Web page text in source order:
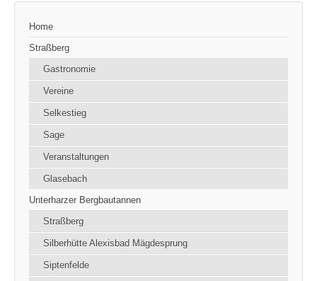
Home
Straßberg
Gastronomie
Vereine
Selkestieg
Sage
Veranstaltungen
Glasebach
Unterharzer Bergbautannen
Straßberg
Silberhütte Alexisbad Mägdesprung
Siptenfelde